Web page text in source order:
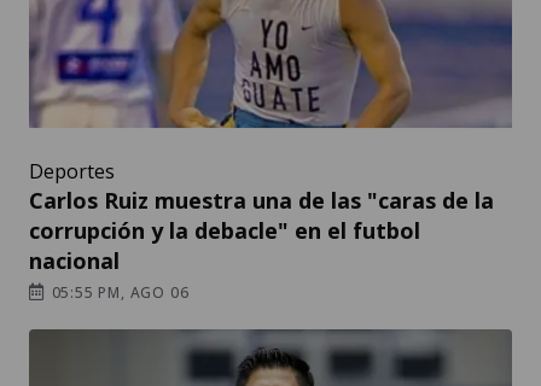
Deportes
Carlos Ruiz muestra una de las "caras de la
corrupción y la debacle" en el futbol
nacional
05:55 PM, AGO 06